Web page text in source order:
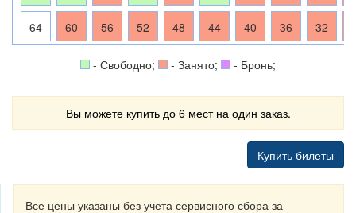
64 60 56 52 48 44 40 36 32
- Свободно; - Занято; - Бронь;
Вы можете купить до 6 мест на один заказ.
Купить билеты
Все цены указаны без учета сервисного сбора за